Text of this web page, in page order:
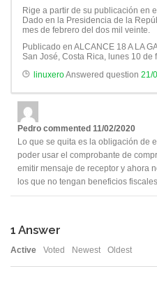
Rige a partir de su publicación en
Dado en la Presidencia de la
mes de febrero del dos mil veinte.
Publicado en ALCANCE 18 A LA
San José, Costa Rica, lunes 10 de
linuxeroAnswered question 21/
Pedro commented 11/02/2020
Lo que se quita es la obligación de
poder usar el comprobante de
emitir mensaje de receptor y ahora
los que no tengan beneficios
1 Answer
Active Voted Newest Oldest